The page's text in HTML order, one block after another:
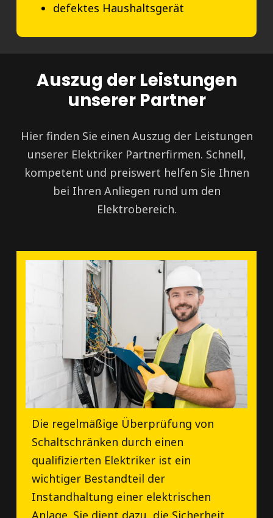
defektes Haushaltsgerät
Auszug der Leistungen
unserer Partner
Hier finden Sie einen Auszug der Leistungen
unserer Elektriker Partnerfirmen. Schnell,
kompetent und preiswert helfen Sie Ihnen
bei Ihren Anliegen rund um den
Elektrobereich.
Die regelmäßige Überprüfung von
Schaltschränken durch einen
qualifizierten Elektriker ist ein
wichtiger Bestandteil der
Instandhaltung einer elektrischen
Anlage. Sie dient dazu, die Sicherheit,